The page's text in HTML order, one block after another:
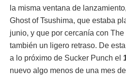
la misma ventana de
Ghost of Tsushima, que estaba
junio, y que por cercanía con
también un ligero retraso. De
a lo próximo de Sucker Punch el
nuevo algo menos de una mes